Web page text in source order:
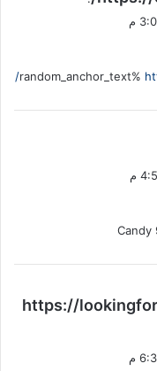
Candy
https://